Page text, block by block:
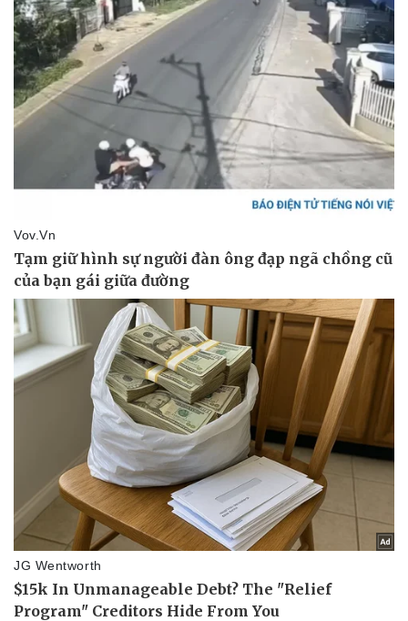
Sức khỏe
Dinh dưỡng - món ngon
Cây thuốc
Sản phụ khoa
Nhi khoa
Làm đẹp - giảm cân
Phòng mạch online
Đời sống
Nhà đẹp
Blog
Tình yêu - Gia đình